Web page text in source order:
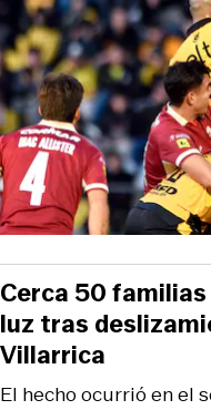
El hecho ocurrió en el
Cerca 50
luz tras
Villarrica